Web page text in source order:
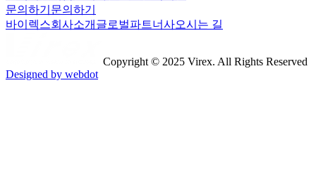
문의하기 문의하기
바이렉스회사소개 글로벌파트너사오시는 길
Copyright © 2025 Virex. All Rights Reserved
Designed by webdot